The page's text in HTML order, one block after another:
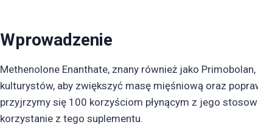
Wprowadzenie
Methenolone Enanthate, znany również jako
kulturystów, aby zwiększyć masę mięśniową oraz
przyjrzymy się 100 korzyściom płynącym z jego
korzystanie z tego suplementu.